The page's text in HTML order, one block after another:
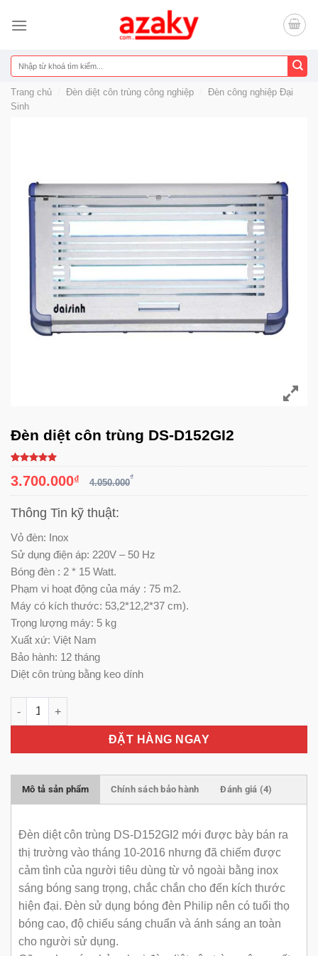
đến
dung
Tìm
kiếm:
Trang chủ Đèn diệt côn trùng công nghiệp
Đèn công nghiệp Đại
Sinh
Đèn diệt côn trùng DS-D152GI2
5 dựa trên
đánh giá
3.700.000₫ 4.050.000
₫
Thông Tin kỹ thuật:
Vỏ đèn: Inox
Sử dụng điện áp: 220V – 50 Hz
Bóng đèn : 2 * 15 Watt.
Phạm vi hoạt động của máy : 75 m2.
Máy có kích thước: 53,2*12,2*37 cm).
Trọng lượng máy: 5 kg
Xuất xứ: Việt Nam
Bảo hành: 12 tháng
Diệt côn trùng bằng keo dính
Đèn diệt côn trùng DS-D152GI2 số lượng
ĐẶT HÀNG NGAY
Mô tả sản phẩm Chính sách bảo hành Đánh giá (4)
Đèn diệt côn trùng DS-D152GI2 mới được bày bán ra
thị trường vào tháng 10-2016 nhưng đã chiếm được
cảm tình của người tiêu dùng từ vỏ ngoài bằng inox
sáng bóng sang trọng, chắc chắn cho đến kích thước
hiện đại. Đèn sử dụng bóng đèn Philip nên có tuổi thọ
bóng cao, độ chiếu sáng chuẩn và ánh sáng an toàn
cho người sử dụng.